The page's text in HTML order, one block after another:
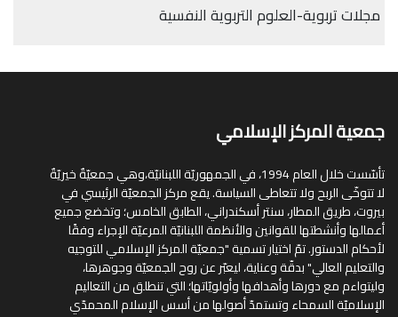
مجلات تربوية-العلوم التربوية النفسية
جمعية المركز الإسلامي
تأسّست خلال العام 1994، في الجمهوريّة اللبنانيّة،وهي جمعيّةٌ خيريّةٌ
لا تتوخّى الربح ولا تتعاطى السياسة. يقع مركز الجمعيّة الرئيسي في
بيروت، طريق المطار، سنتر أسكندراني، الطابق الخامس؛ وتخضع جميع
أعمالها وأنشطتها للقوانين والأنظمة اللبنانيّة المرعيّة الإجراء وفقًا
لأحكام الدستور. تمّ اختيار تسمية "جمعيّة المركز الإسلامي للتوجيه
والتعليم العالي" بدقّة وعناية، ليعبّر عن روح الجمعيّة وجوهرها،
وليتواءم مع دورها وأهدافها وأولويّاتها؛ التي تنطلق من التعاليم
الإسلاميّة السمحاء وتستمدّ أصولها من أسس الإسلام المحمدّي